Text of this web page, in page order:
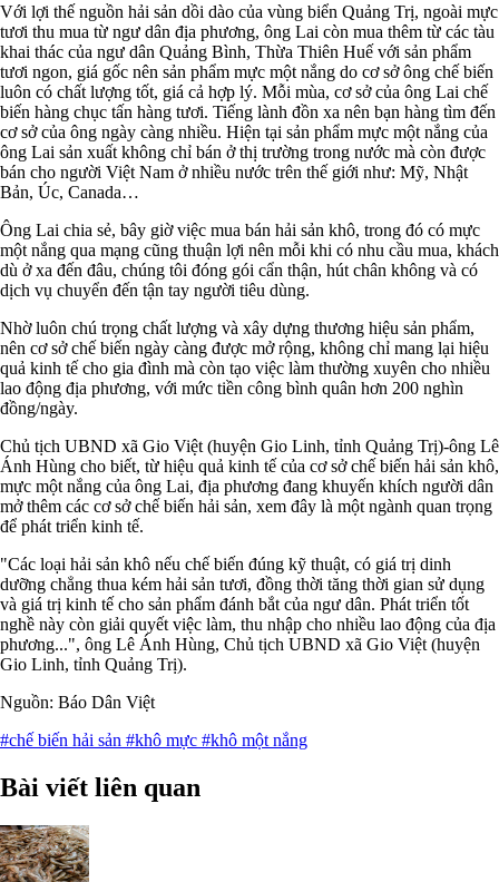
Với lợi thế nguồn hải sản dồi dào của vùng biển Quảng Trị, ngoài mực
tươi thu mua từ ngư dân địa phương, ông Lai còn mua thêm từ các tàu
khai thác của ngư dân Quảng Bình, Thừa Thiên Huế với sản phẩm
tươi ngon, giá gốc nên sản phẩm mực một nắng do cơ sở ông chế biến
luôn có chất lượng tốt, giá cả hợp lý. Mỗi mùa, cơ sở của ông Lai chế
biến hàng chục tấn hàng tươi. Tiếng lành đồn xa nên bạn hàng tìm đến
cơ sở của ông ngày càng nhiều. Hiện tại sản phẩm mực một nắng của
ông Lai sản xuất không chỉ bán ở thị trường trong nước mà còn được
bán cho người Việt Nam ở nhiều nước trên thế giới như: Mỹ, Nhật
Bản, Úc, Canada…
Ông Lai chia sẻ, bây giờ việc mua bán hải sản khô, trong đó có mực
một nắng qua mạng cũng thuận lợi nên mỗi khi có nhu cầu mua, khách
dù ở xa đến đâu, chúng tôi đóng gói cẩn thận, hút chân không và có
dịch vụ chuyển đến tận tay người tiêu dùng.
Nhờ luôn chú trọng chất lượng và xây dựng thương hiệu sản phẩm,
nên cơ sở chế biến ngày càng được mở rộng, không chỉ mang lại hiệu
quả kinh tế cho gia đình mà còn tạo việc làm thường xuyên cho nhiều
lao động địa phương, với mức tiền công bình quân hơn 200 nghìn
đồng/ngày.
Chủ tịch UBND xã Gio Việt (huyện Gio Linh, tỉnh Quảng Trị)-ông Lê
Ánh Hùng cho biết, từ hiệu quả kinh tế của cơ sở chế biến hải sản khô,
mực một nắng của ông Lai, địa phương đang khuyến khích người dân
mở thêm các cơ sở chế biến hải sản, xem đây là một ngành quan trọng
để phát triển kinh tế.
"Các loại hải sản khô nếu chế biến đúng kỹ thuật, có giá trị dinh
dưỡng chẳng thua kém hải sản tươi, đồng thời tăng thời gian sử dụng
và giá trị kinh tế cho sản phẩm đánh bắt của ngư dân. Phát triển tốt
nghề này còn giải quyết việc làm, thu nhập cho nhiều lao động của địa
phương...", ông Lê Ánh Hùng, Chủ tịch UBND xã Gio Việt (huyện
Gio Linh, tỉnh Quảng Trị).
Nguồn: Báo Dân Việt
#chế biến hải sản #khô mực #khô một nắng
Bài viết liên quan